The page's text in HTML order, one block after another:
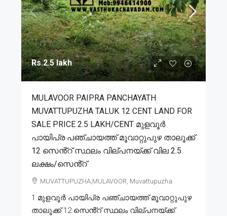
Rs.2.5 lakh
MULAVOOR PAIPRA PANCHAYATH
MUVATTUPUZHA TALUK 12 CENT LAND FOR
SALE PRICE 2.5 LAKH/CENT മുളവൂർ
പായിപ്ര പഞ്ചായത്ത് മൂവാറ്റുപുഴ താലൂക്ക്
12 സെൻ്റ് സ്ഥലം വില്പനയ്ക്ക് വില 2.5
ലക്ഷം/സെൻ്റ്
MUVATTUPUZHA,MULAVOOR, Muvattupuzha
1.മുളവൂർ പായിപ്ര പഞ്ചായത്ത് മൂവാറ്റുപുഴ
താലൂക്ക് 12 സെൻ്റ് സ്ഥലം വില്പനയ്ക്ക്.